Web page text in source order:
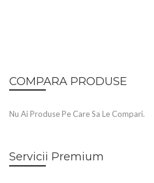
COMPARA PRODUSE
Nu Ai Produse Pe Care Sa Le Compari.
Servicii Premium